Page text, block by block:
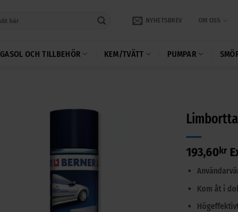
NYHETSBREV OM OSS
GASOL OCH TILLBEHÖR KEM/TVÄTT PUMPAR
193,60 kr
Kom åt i